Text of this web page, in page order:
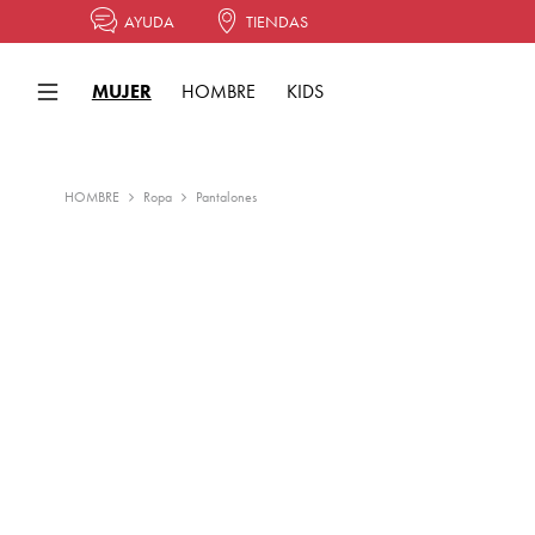
AYUDA TIENDAS
MUJER HOMBRE KIDS
HOMBRE Ropa Pantalones